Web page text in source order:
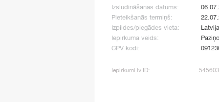
Izsludināšanas datums:
Pieteikšanās termiņš:
Izpildes/piegādes vieta:
Iepirkuma veids:
CPV kodi:
Iepirkumi.lv ID: